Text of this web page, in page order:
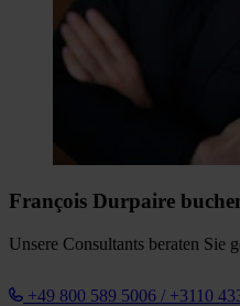
François Durpaire
Unsere Consultants beraten Sie
+49 800 589 5006 / +3110